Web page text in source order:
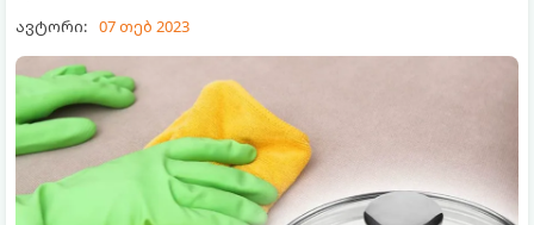
ავტორი: 07 თებ 2023